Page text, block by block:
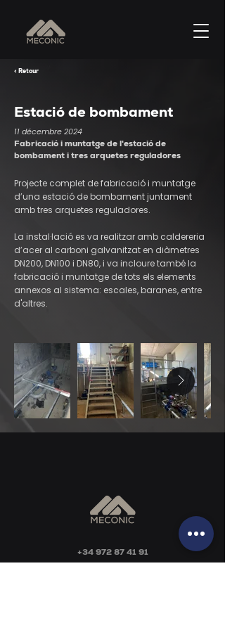
< Retour
Estació de bombament
11 décembre 2024
Fabricació i muntatge de l'estació de
bombament i tres arquetes reguladores
Projecte complet de fabricació i muntatge
d’una estació de bombament juntament
amb tres arquetes reguladores.
La instal·lació es va realitzar amb caldereria
d’acer al carboni galvanitzat en diàmetres
DN200, DN100 i DN80, i va incloure també la
fabricació i muntatge de tots els elements
annexos al sistema: escales, baranes, entre
d'altres.
‎+34 972 87 41 91